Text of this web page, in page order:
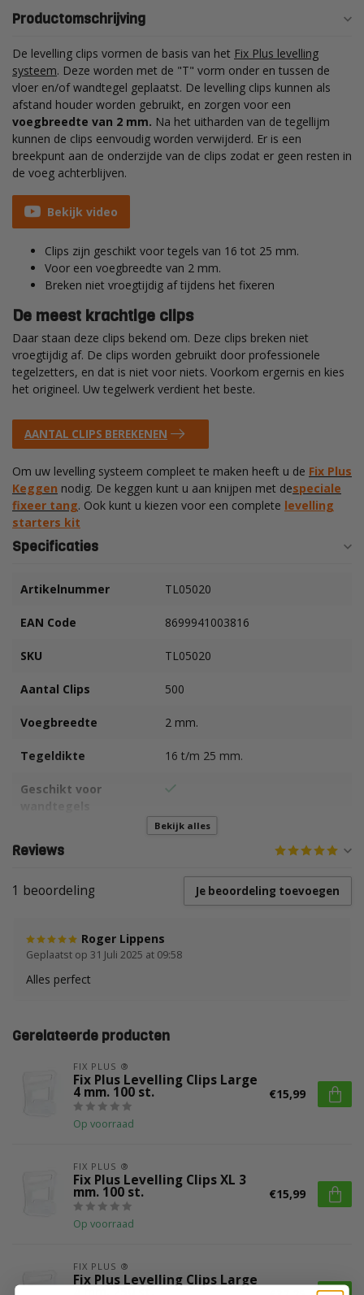
Productomschrijving
De levelling clips vormen de basis van het Fix Plus levelling
systeem. Deze worden met de "T" vorm onder en tussen de
vloer en/of wandtegel geplaatst. De levelling clips kunnen als
afstand houder worden gebruikt, en zorgen voor een
voegbreedte van 2 mm. Na het uitharden van de tegellijm
kunnen de clips eenvoudig worden verwijderd. Er is een
breekpunt aan de onderzijde van de clips zodat er geen resten in
de voeg achterblijven.
Bekijk video
Clips zijn geschikt voor tegels van 16 tot 25 mm.
Voor een voegbreedte van 2 mm.
Breken niet vroegtijdig af tijdens het fixeren
De meest krachtige clips
Daar staan deze clips bekend om. Deze clips breken niet
vroegtijdig af. De clips worden gebruikt door professionele
tegelzetters, en dat is niet voor niets. Voorkom ergernis en kies
het origineel. Uw tegelwerk verdient het beste.
AANTAL CLIPS BEREKENEN
Om uw levelling systeem compleet te maken heeft u de Fix Plus
Keggen nodig. De keggen kunt u aan knijpen met despeciale
fixeer tang. Ook kunt u kiezen voor een complete levelling
starters kit
Specificaties
Artikelnummer TL05020
EAN Code 8699941003816
SKU TL05020
Aantal Clips 500
Voegbreedte 2 mm.
Tegeldikte 16 t/m 25 mm.
Geschikt voor
vloertegels
Bekijk alles
Reviews
1 beoordeling Je beoordeling toevoegen
Roger Lippens
Geplaatst op 31 Juli 2025 at 09:58
Alles perfect
Gerelateerde producten
FIX PLUS ®
Fix Plus Levelling Clips Large
4 mm. 100 st.
Op voorraad
€15,99
FIX PLUS ®
Fix Plus Levelling Clips XL 3
mm. 100 st.
Op voorraad
€15,99
FIX PLUS ®
Fix Plus Levelling Clips Large